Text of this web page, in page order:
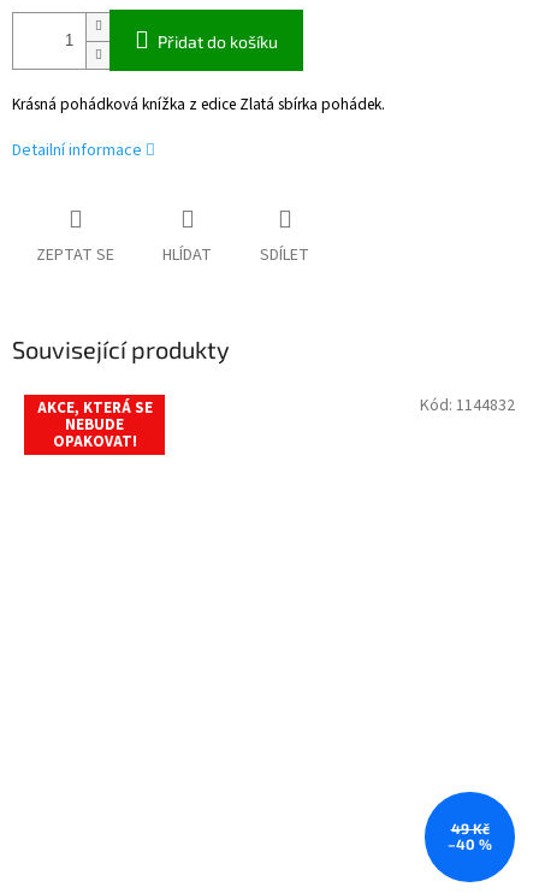
Přidat do košíku
Krásná pohádková knížka z edice Zlatá sbírka pohádek.
Detailní informace
ZEPTAT SE HLÍDAT SDÍLET
Související produkty
AKCE, KTERÁ SE
NEBUDE
OPAKOVAT!
49 Kč
–40 %
Kód: 1144832